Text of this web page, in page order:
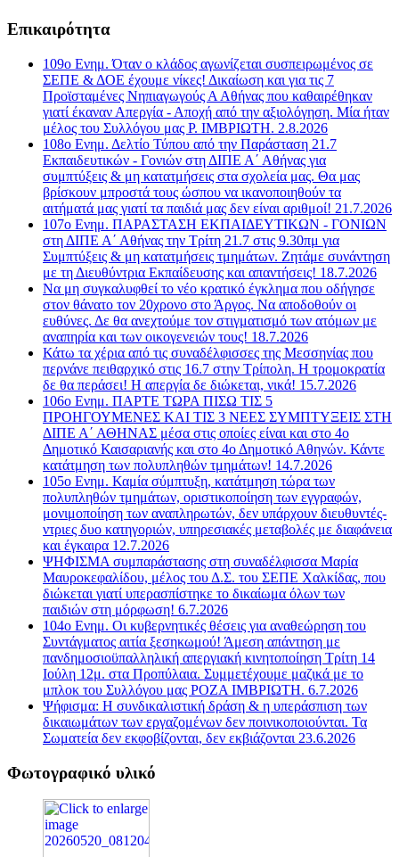
Επικαιρότητα
109ο Ενημ. Όταν ο κλάδος αγωνίζεται συσπειρωμένος σε
ΣΕΠΕ & ΔΟΕ έχουμε νίκες! Δικαίωση και για τις 7
Προϊσταμένες Νηπιαγωγούς Α Αθήνας που καθαιρέθηκαν
γιατί έκαναν Απεργία - Αποχή από την αξιολόγηση. Μία ήταν
μέλος του Συλλόγου μας Ρ. ΙΜΒΡΙΩΤΗ. 2.8.2026
108ο Ενημ. Δελτίο Τύπου από την Παράσταση 21.7
Εκπαιδευτικών - Γονιών στη ΔΙΠΕ Α΄ Αθήνας για
συμπτύξεις & μη κατατμήσεις στα σχολεία μας. Θα μας
βρίσκουν μπροστά τους ώσπου να ικανοποιηθούν τα
αιτήματά μας γιατί τα παιδιά μας δεν είναι αριθμοί! 21.7.2026
107o Ενημ. ΠΑΡΑΣΤΑΣΗ ΕΚΠΑΙΔΕΥΤΙΚΩΝ - ΓΟΝΙΩΝ
στη ΔΙΠΕ Α΄ Αθήνας την Τρίτη 21.7 στις 9.30πμ για
Συμπτύξεις & μη κατατμήσεις τμημάτων. Ζητάμε συνάντηση
με τη Διευθύντρια Εκπαίδευσης και απαντήσεις! 18.7.2026
Να μη συγκαλυφθεί το νέο κρατικό έγκλημα που οδήγησε
στον θάνατο τον 20χρονο στο Άργος. Να αποδοθούν οι
ευθύνες. Δε θα ανεχτούμε τον στιγματισμό των ατόμων με
αναπηρία και των οικογενειών τους! 18.7.2026
Κάτω τα χέρια από τις συναδέλφισσες της Μεσσηνίας που
περνάνε πειθαρχικό στις 16.7 στην Τρίπολη. Η τρομοκρατία
δε θα περάσει! Η απεργία δε διώκεται, νικά! 15.7.2026
106ο Ενημ. ΠΑΡΤΕ ΤΩΡΑ ΠΙΣΩ ΤΙΣ 5
ΠΡΟΗΓΟΥΜΕΝΕΣ ΚΑΙ ΤΙΣ 3 ΝΕΕΣ ΣΥΜΠΤΥΞΕΙΣ ΣΤΗ
ΔΙΠΕ Α΄ ΑΘΗΝΑΣ μέσα στις οποίες είναι και στο 4ο
Δημοτικό Καισαριανής και στο 4ο Δημοτικό Αθηνών. Κάντε
κατάτμηση των πολυπληθών τμημάτων! 14.7.2026
105ο Ενημ. Καμία σύμπτυξη, κατάτμηση τώρα των
πολυπληθών τμημάτων, οριστικοποίηση των εγγραφών,
μονιμοποίηση των αναπληρωτών, δεν υπάρχουν διευθυντές-
ντριες δυο κατηγοριών, υπηρεσιακές μεταβολές με διαφάνεια
και έγκαιρα 12.7.2026
ΨΗΦΙΣΜΑ συμπαράστασης στη συναδέλφισσα Μαρία
Μαυροκεφαλίδου, μέλος του Δ.Σ. του ΣΕΠΕ Χαλκίδας, που
διώκεται γιατί υπερασπίστηκε το δικαίωμα όλων των
παιδιών στη μόρφωση! 6.7.2026
104ο Ενημ. Οι κυβερνητικές θέσεις για αναθεώρηση του
Συντάγματος αιτία ξεσηκωμού! Άμεση απάντηση με
πανδημοσιοϋπαλληλική απεργιακή κινητοποίηση Τρίτη 14
Ιούλη 12μ. στα Προπύλαια. Συμμετέχουμε μαζικά με το
μπλοκ του Συλλόγου μας ΡΟΖΑ ΙΜΒΡΙΩΤΗ. 6.7.2026
Ψήφισμα: Η συνδικαλιστική δράση & η υπεράσπιση των
δικαιωμάτων των εργαζομένων δεν ποινικοποιούνται. Τα
Σωματεία δεν εκφοβίζονται, δεν εκβιάζονται 23.6.2026
Φωτογραφικό υλικό